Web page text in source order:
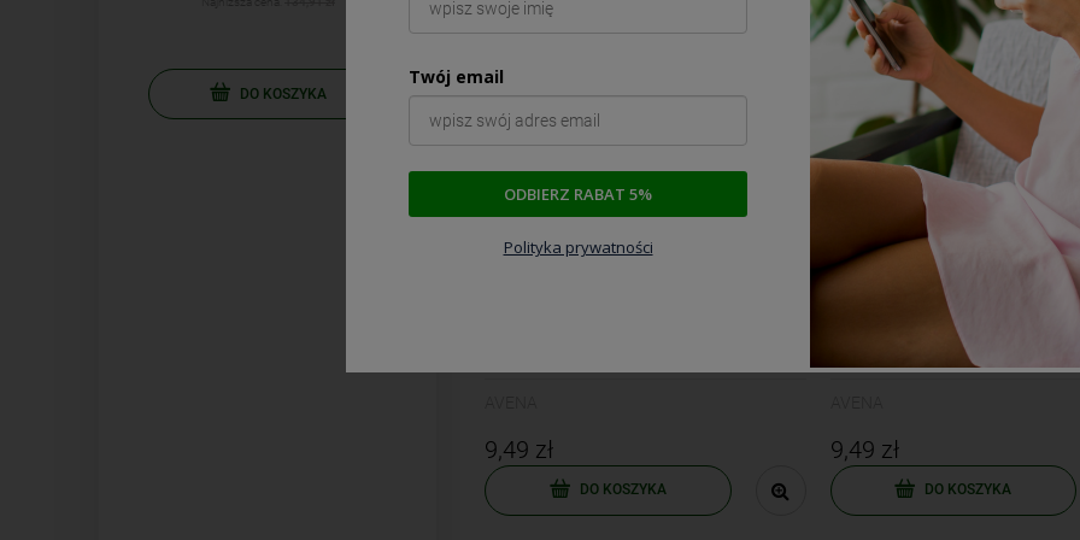
DO KOSZYKA DO KOSZYKA DO KOSZYKA
9,49 zł
DO KOSZYKA
AVENA Sól ziołowa 170g
9,49 zł
DO KOSZYKA
Twój email
ODBIERZ RABAT 5%
Polityka prywatności